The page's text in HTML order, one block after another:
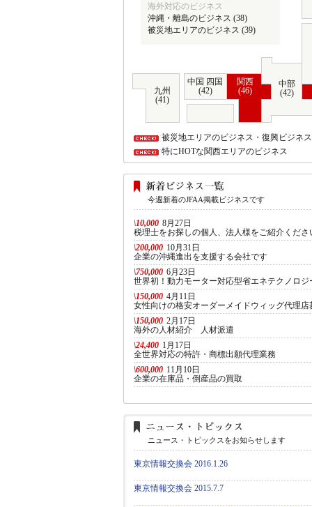
海外対応のビジネス
沖縄・離島のビジネス (38)
被災地エリアのビジネス (39)
中部
(42)
関西
(46)
中国 四国
(42)
九州
(41)
被災地エリアのビジネス・復興ビジネス
特にHOTな関西エリアのビジネス
今週新着のJFAA掲載ビジネスです
\10,000 8月27日
税理士をお探しの個人、法人様をご紹介くだ
\200,000 10月31日
企業の沖縄進出を支援する会社です
\750,000 6月23日
世界初！動力モーター対応型省エネテクノロジ
\150,000 4月11日
女性向けの格安オーダーメイドウィッグ代理店
\150,000 2月17日
海外の人材紹介 人材派遣
\24,400 1月17日
全世界対応の特許・商標出願代理業務
\600,000 11月10日
企業の在庫品・倒産品の買取
ニュース・トピックスをお知らせします
東京情報交換会 2016.1.26
東京情報交換会 2015.7.7